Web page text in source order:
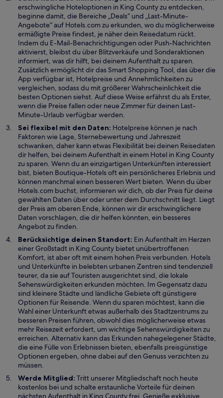
e
r
g
e
ö
f
f
n
e
t
erschwingliche Hoteloptionen in King County zu entdecken,
beginne damit, die Bereiche „Deals“ und „Last-Minute-
Angebote“ auf Hotels.com zu erkunden, wo du möglicherweise
ermäßigte Preise findest, je näher dein Reisedatum rückt.
Indem du E-Mail-Benachrichtigungen oder Push-Nachrichten
aktivierst, bleibst du über Blitzverkäufe und Sonderaktionen
informiert, was dir hilft, bei deinem Aufenthalt zu sparen.
Zusätzlich ermöglicht dir das Smart Shopping Tool, das über die
App verfügbar ist, Hotelpreise und Annehmlichkeiten zu
vergleichen, sodass du mit größerer Wahrscheinlichkeit die
besten Optionen siehst. Auf diese Weise erfährst du als Erster,
wenn die Preise fallen oder neue Zimmer für deinen Last-
Minute-Urlaub verfügbar werden.
Sei flexibel mit den Daten: Hotelpreise können je nach
Faktoren wie Lage, Sternebewertung und Jahreszeit
schwanken, daher kann etwas Flexibilität bei deinen Reisedaten
dir helfen, bei deinem Aufenthalt in einem Hotel in King County
zu sparen. Wenn du an einzigartigen Unterkünften interessiert
bist, bieten Boutique-Hotels oft ein persönlicheres Erlebnis und
können manchmal einen besseren Wert bieten. Wenn du über
Hotels.com buchst, informieren wir dich, ob der Preis für deine
gewählten Daten über oder unter dem Durchschnitt liegt. Liegt
der Preis am oberen Ende, können wir dir erschwinglichere
Daten vorschlagen, die dir helfen könnten, ein besseres
Angebot zu finden.
Berücksichtige deinen Standort: Ein Aufenthalt im Herzen
einer Großstadt in King County bietet unübertroffenen
Komfort, ist aber oft mit einem hohen Preis verbunden. Hotels
und Unterkünfte in belebten urbanen Zentren sind tendenziell
teurer, da sie auf Touristen ausgerichtet sind, die lokale
Sehenswürdigkeiten erkunden möchten. Im Gegensatz dazu
sind kleinere Städte und ländliche Gebiete oft günstigere
Optionen für Reisende. Wenn du sparen möchtest, kann die
Wahl einer Unterkunft etwas außerhalb des Stadtzentrums zu
besseren Preisen führen, obwohl dies möglicherweise etwas
mehr Reisezeit erfordert, um wichtige Sehenswürdigkeiten zu
erreichen. Alternativ kann das Erkunden nahegelegener Städte,
die eine Fülle von Erlebnissen bieten, ebenfalls preisgünstige
Optionen ergeben, ohne dabei auf den Genuss verzichten zu
müssen.
Werde Mitglied: Tritt unserer Mitgliedschaft noch heute
kostenlos bei und schalte erstaunliche Vorteile für deinen
nächsten Aufenthalt in King County frei. Genieße exklusive